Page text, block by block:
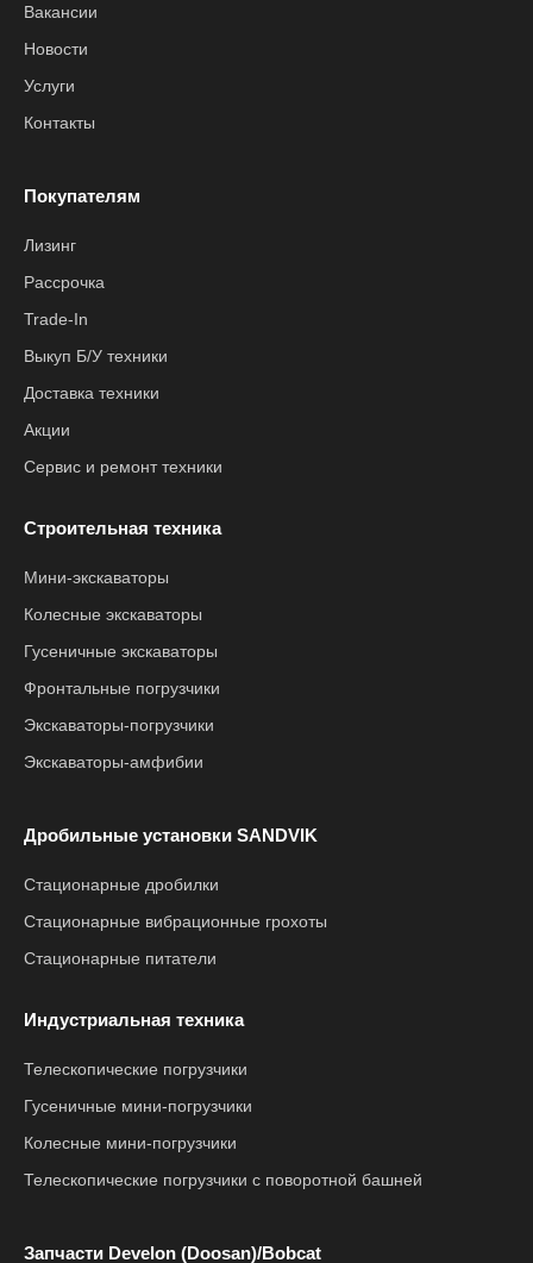
Вакансии
Новости
Услуги
Контакты
Покупателям
Лизинг
Рассрочка
Trade-In
Выкуп Б/У техники
Доставка техники
Акции
Сервис и ремонт техники
Строительная техника
Мини-экскаваторы
Колесные экскаваторы
Гусеничные экскаваторы
Фронтальные погрузчики
Экскаваторы-погрузчики
Экскаваторы-амфибии
Дробильные установки SANDVIK
Стационарные дробилки
Стационарные вибрационные грохоты
Стационарные питатели
Индустриальная техника
Телескопические погрузчики
Гусеничные мини-погрузчики
Колесные мини-погрузчики
Телескопические погрузчики с поворотной башней
Запчасти Develon (Doosan)/Bobcat